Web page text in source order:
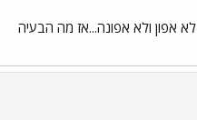
אפון ולא אפונה...אז מה הבעיה